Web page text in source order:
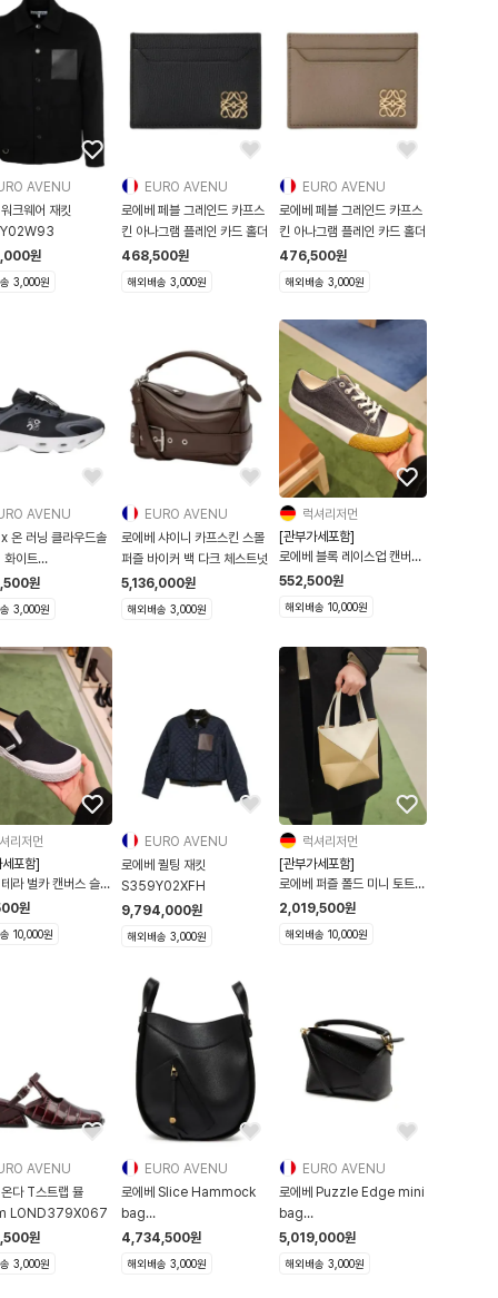
AVENU
크웨어 재킷
원
3,000원
EURO AVENU
로에베 페블 그레인드 카프스
킨 아나그램 플레인 카드 홀더
468,500원
해외배송 3,000원
EURO AVENU
로에베 페블 그레인드 카프스
킨 아나그램 플레인 카드 홀더
476,500원
해외배송 3,000원
AVENU
온 러닝 클라우드솔
화이트
1102
원
3,000원
EURO AVENU
로에베 샤이니 카프스킨 스몰
퍼즐 바이커 백 다크 체스트넛
5,136,000원
해외배송 3,000원
럭셔리저먼
[관부가세포함]
로에베 블록 레이스업 캔버스
스니커즈 DENIM
552,500원
해외배송 10,000원
리저먼
포함]
라 벌카 캔버스 슬립
즈 BLACK
원
10,000원
EURO AVENU
로에베 퀼팅 재킷
S359Y02XFH
9,794,000원
해외배송 3,000원
럭셔리저먼
[관부가세포함]
로에베 퍼즐 폴드 미니 토트백
A779V25X07 8487 화
2,019,500원
해외배송 10,000원
AVENU
다 T스트랩 뮬
LOND379X067
원
3,000원
EURO AVENU
로에베 Slice Hammock
bag
LOEMMQ77BCKZZZZZ00
4,734,500원
해외배송 3,000원
EURO AVENU
로에베 Puzzle Edge mini
bag
LOEP46YNBCKZZZZZ00
5,019,000원
해외배송 3,000원